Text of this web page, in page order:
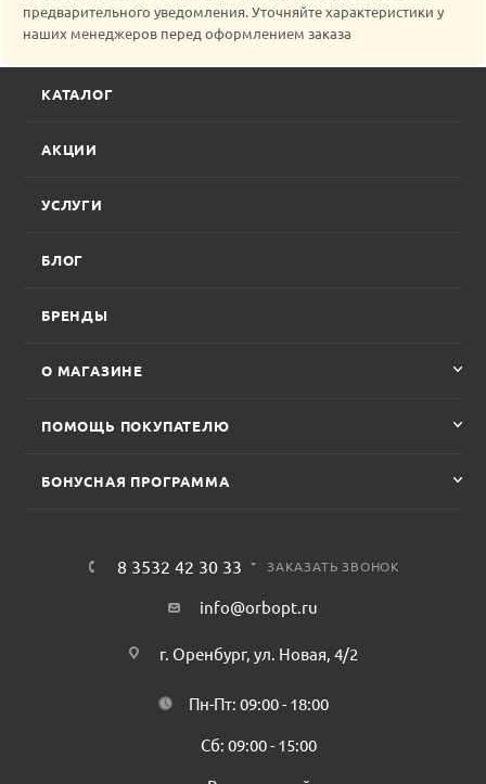
предварительного уведомления. Уточняйте характеристики у
наших менеджеров перед оформлением заказа
КАТАЛОГ
АКЦИИ
УСЛУГИ
БЛОГ
БРЕНДЫ
О МАГАЗИНЕ
ПОМОЩЬ ПОКУПАТЕЛЮ
БОНУСНАЯ ПРОГРАММА
8 3532 42 30 33 ЗАКАЗАТЬ ЗВОНОК
info@orbopt.ru
г. Оренбург, ул. Новая, 4/2
Пн-Пт: 09:00 - 18:00
Сб: 09:00 - 15:00